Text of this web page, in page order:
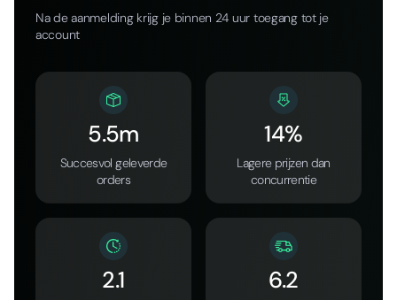
Na de aanmelding krijg je binnen 24 uur toegang tot je
account
5.5m
Succesvol geleverde
orders
14%
Lagere prijzen dan
concurrentie
2.1 6.2